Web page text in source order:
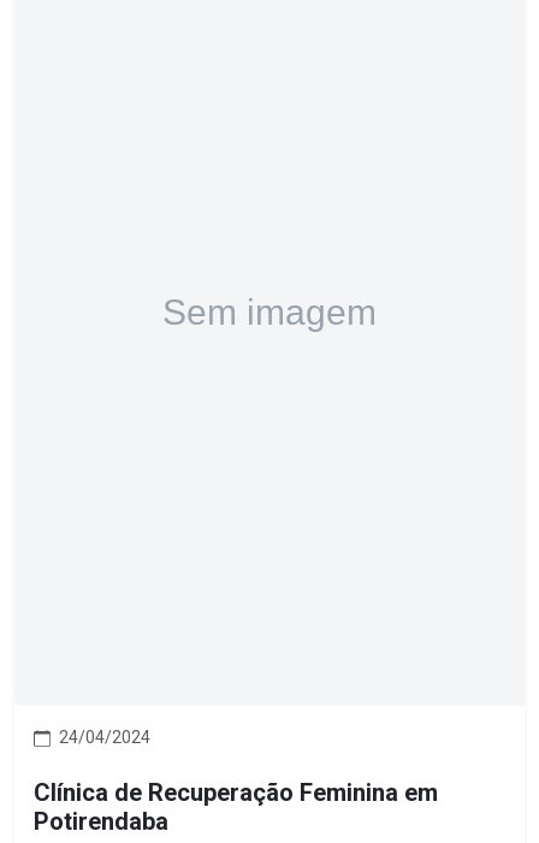
24/04/2024
Clínica de Recuperação Feminina em
Potirendaba